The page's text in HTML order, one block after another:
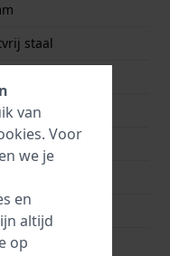
staal
staal
met schroefjes
van
. Voor
we je
en
altijd
op